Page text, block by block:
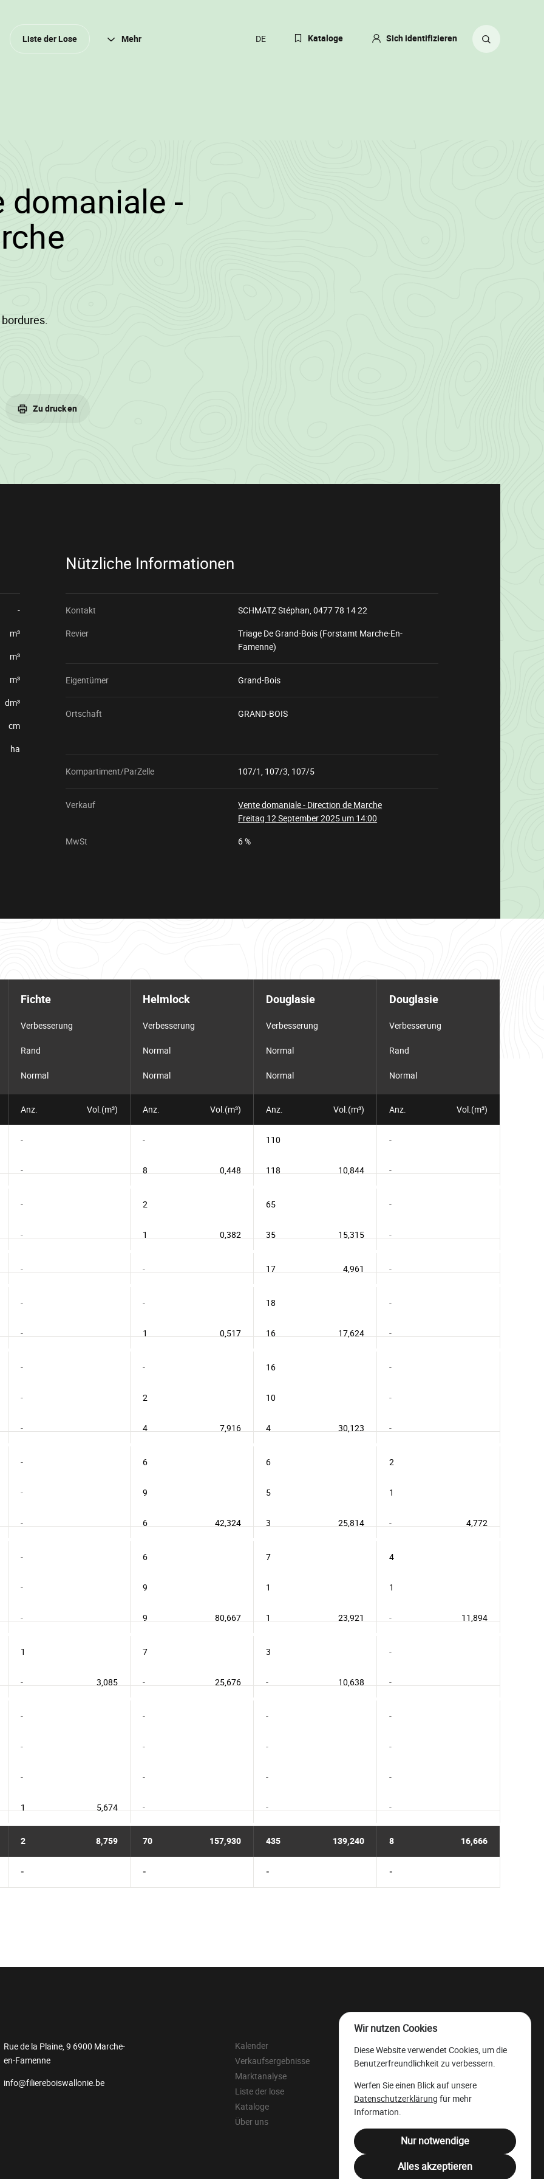
2025/1084/14364/113)
domaniale -
lit de
(cfr.
Zu drucken
-
m³
m³
m³
dm³
cm
ha
Nützliche Informationen
Kontakt SCHMATZ Stéphan,0477 78 14 22
Revier
Triage De Grand-Bois (Forstamt Marche-En-
Famenne)
Eigentümer Grand-Bois
Ortschaft GRAND-BOIS
Kompartiment/ParZelle 107/1, 107/3, 107/5
Verkauf
Vente domaniale - Direction de Marche
Freitag 12 September 2025 um 14:00
MwSt 6 %
Liste der Lose Mehr Kataloge Sich identifizieren
Fichte Helmlock Douglasie Douglasie
Verbesserung Verbesserung Verbesserung Verbesserung
Rand Normal Normal Rand
Normal Normal Normal Normal
Anz. Vol.(m³) Anz. Vol.(m³) Anz. Vol.(m³) Anz. Vol.(m³)
- - 110 -
- 8 118 -
0,448 10,844
- 2 65 -
- 1 35 -
0,382 15,315
- - 17 -
4,961
- - 18 -
- 1 16 -
0,517 17,624
- - 16 -
- 2 10 -
- 4 4 -
7,916 30,123
- 6 6 2
- 9 5 1
- 6 3 -
42,324 25,814 4,772
- 6 7 4
- 9 1 1
- 9 1 -
80,667 23,921 11,894
1 7 3 -
- - - -
3,085 25,676 10,638
- - - -
- - - -
- - - -
1 - - -
5,674
2 8,759 70 157,930 435 139,240 8 16,666
- - - -
Rue de la Plaine, 9 6900 Marche-
en-Famenne
info@filiereboiswallonie.be
Kalender
Verkaufsergebnisse
Marktanalyse
Liste der lose
Kataloge
Über uns
Der wallonische
Wertholzlagerplatz
Juristensprache
Filière Bois Wallonie
Wir nutzen Cookies
Diese Website verwendet Cookies, um die
Benutzerfreundlichkeit zu verbessern.
Werfen Sie einen Blick auf unsere
Datenschutzerklärung für mehr
Information.
Nur notwendige
Alles akzeptieren